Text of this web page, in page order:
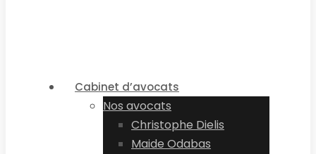
Cabinet d’avocats
Nos avocats
Christophe Dielis
Maide Odabas